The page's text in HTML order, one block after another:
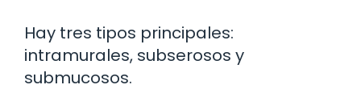
Hay tres tipos principales:
intramurales, subserosos y
submucosos.